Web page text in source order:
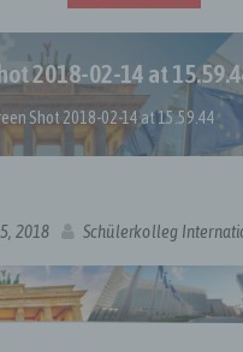
2018-02-14 at
Shot 2018-02-14 at 15.59.44
2018 Schülerkolleg